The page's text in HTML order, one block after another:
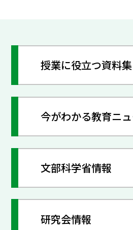
授業に役立つ資料集
今がわかる教育ニ
文部科学省情報
研究会情報